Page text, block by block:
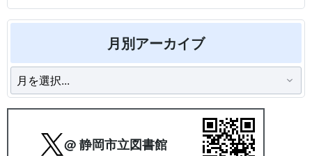
月別アーカイブ
@ 静岡市立図書館